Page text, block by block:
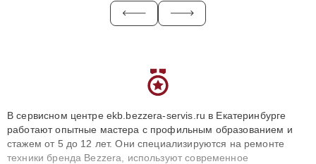
В сервисном центре ekb.bezzera-servis.ru в Екатеринбурге
работают опытные мастера с профильным образованием и
стажем от 5 до 12 лет. Они специализируются на ремонте
техники бренда Bezzera, используют современное